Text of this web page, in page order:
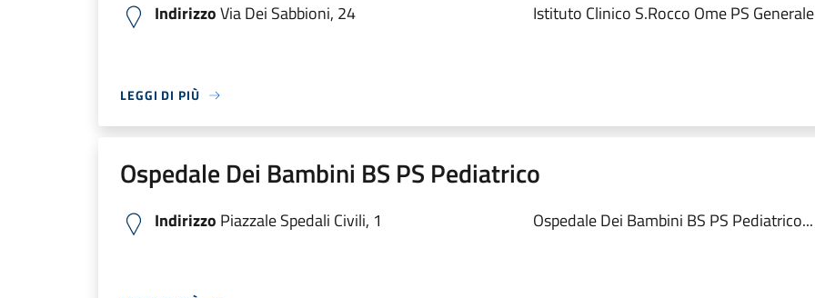
IndirizzoVia Dei Sabbioni, 24 Istituto Clinico S.Rocco Ome PS
LEGGI DI PIÙ
Ospedale Dei Bambini BS PS Pediatrico
Indirizzo Piazzale Spedali Civili, 1 Ospedale Dei Bambini BS PS Pediatrico...